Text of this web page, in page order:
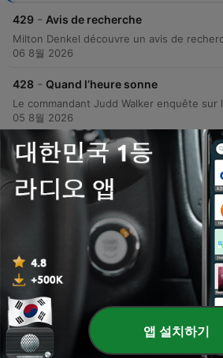
429 - Avis de recherche
06 8월 2026
428 - Quand l’heure sonne
05 8월 2026
427 - Adieu mémoire
04 8월 2026
Comme une autre vie
더 많은 에피소드
앱 설치하기